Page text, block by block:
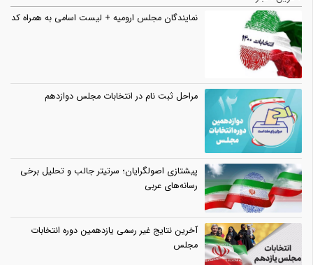
نمایندگان مجلس ارومیه + لیست اسامی به همراه کد
مراحل ثبت نام در انتخابات مجلس دوازدهم
پیشتازی اصولگرایان؛ سرتیتر جالب و تحلیل برخی
رسانه‌های عربی
آخرین نتایج غیر رسمی یازدهمین دوره انتخابات
مجلس